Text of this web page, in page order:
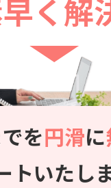
く解
を円滑に
トいたし